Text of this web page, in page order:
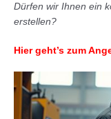
Dürfen wir Ihnen ein
erstellen?
Hier geht’s zum